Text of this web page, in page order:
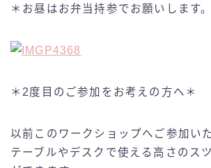
＊お昼はお弁当持参でお願いします。
＊2度目のご参加をお考えの方へ＊
以前このワークショップへご参加い
テーブルやデスクで使える高さのス